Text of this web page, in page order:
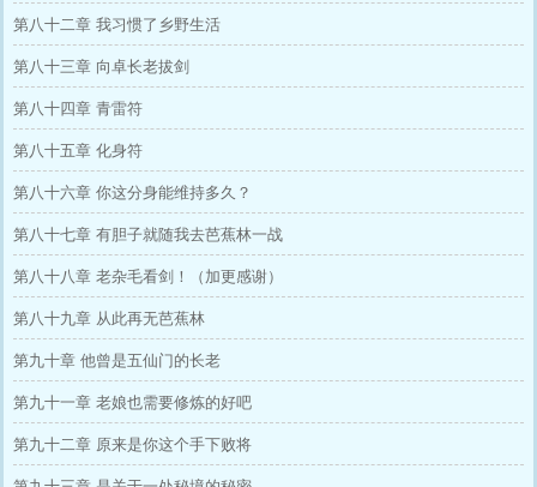
第八十二章 我习惯了乡野生活
第八十三章 向卓长老拔剑
第八十四章 青雷符
第八十五章 化身符
第八十六章 你这分身能维持多久？
第八十七章 有胆子就随我去芭蕉林一战
第八十八章 老杂毛看剑！（加更感谢）
第八十九章 从此再无芭蕉林
第九十章 他曾是五仙门的长老
第九十一章 老娘也需要修炼的好吧
第九十二章 原来是你这个手下败将